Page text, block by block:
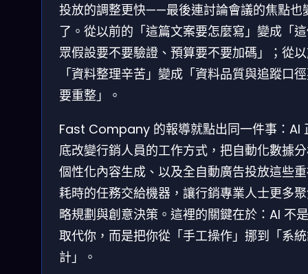
投放的調整更快——最後連討論會議的焦點也
了。從以前的「這篇文案要怎麼寫」變成「
眾假設要不要驗證、預算要不要加碼」；從
「資料整理辛苦」變成「資料品質與追蹤口
要重整」。
Fast Company 的報導就點出同一件事：AI
底改變行銷人員的工作方式，把自動化數據
個性化內容生成、以及全自動廣告投放這些
耗時的任務交給機器，讓行銷專業人士更多
略規劃與創意決策。這裡的關鍵在於：AI 不
取代你，而是把你從「手工操作」挪到「系
計」。